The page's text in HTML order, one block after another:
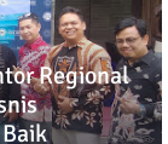
Regional